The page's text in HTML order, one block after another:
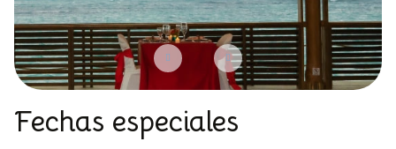
Fechas especiales